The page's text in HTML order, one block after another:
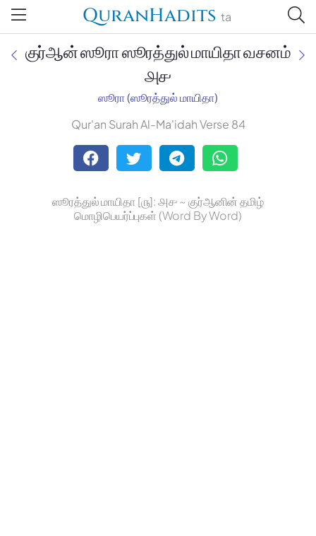
QuranHadits ta
Jan Trust Foundation
Mufti Omar Sheriff Qasimi,
குர்ஆன் ஸூரா ஸூரத்துல் மாயிதா வசனம்
௮௪
ஸூரா (ஸூரத்துல் மாயிதா)
Qur'an Surah Al-Ma'idah Verse 84
ஸூரத்துல் மாயிதா [௫]: ௮௪ ~ குர்ஆனின் தமிழ்
மொழிபெயர்ப்புகள் (Word By Word)